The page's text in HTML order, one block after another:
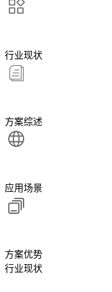
行业现状
方案综述
应用场景
方案优势
行业现状